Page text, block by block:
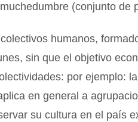
(conjunto de
humanos,
sin que el objetivo
por ejemplo:
en general a
su cultura en el país